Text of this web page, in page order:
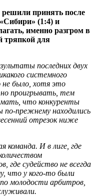
принять после
(1:4) и
именно разгром в
тряпкой для
последних двух
системного
не было, хотя это
проигрывать, тем
что конкуренты
по-прежнему находились
отрезок ниже
команда. И в лиге, где
где судейство не всегда
что у кого-то были
молодости арбитров,